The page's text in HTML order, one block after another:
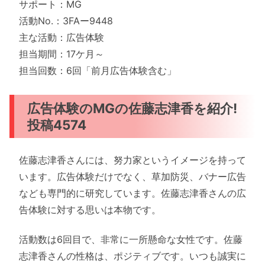
サポート：MG
活動No.：3FAー9448
主な活動：広告体験
担当期間：17ケ月～
担当回数：6回「前月広告体験含む」
広告体験のMGの佐藤志津香を紹介!
投稿4574
佐藤志津香さんには、努力家というイメージを持って
います。広告体験だけでなく、草加防災、バナー広告
なども専門的に研究しています。佐藤志津香さんの広
告体験に対する思いは本物です。
活動数は6回目で、非常に一所懸命な女性です。佐藤
志津香さんの性格は、ポジティブです。いつも誠実に